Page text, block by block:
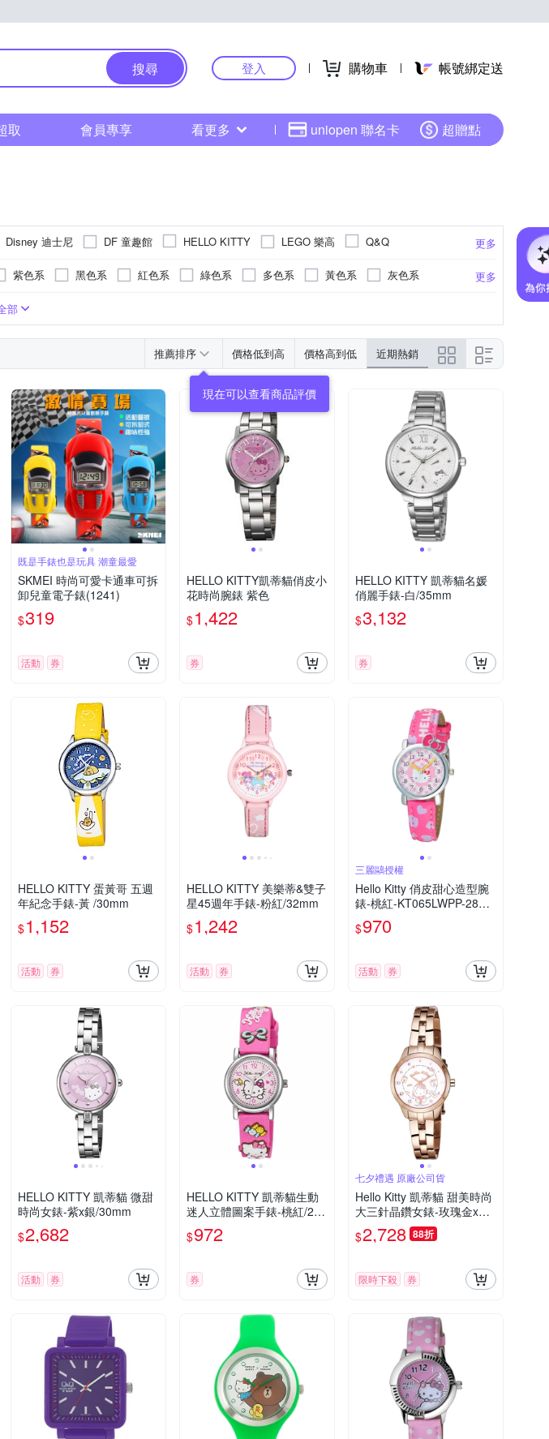
搜尋 登入 購物車 帳號綁定送
取 會員專享 看更多 uniopen 聯名卡 超贈點
更多
Disney 迪士尼 DF 童趣館 HELLO KITTY LEGO 樂高
Q&Q
更多
紫色系 黑色系 紅色系 綠色系 多色系 黃色系
灰色系
系
皮革錶帶
水晶鏡面
蝴蝶釦
部
推薦排序 價格低到高 價格高到低 近期熱銷
既是手錶也是玩具 潮童最愛
SKMEI 時尚可愛卡通車可拆
卸兒童電子錶(1241)
$319
活動 券
HELLO KITTY凱蒂貓俏皮小
花時尚腕錶 紫色
$1,422
券
HELLO KITTY 凱蒂貓名媛
俏麗手錶-白/35mm
$3,132
券
HELLO KITTY 蛋黃哥 五週
年紀念手錶-黃 /30mm
$1,152
活動 券
HELLO KITTY 美樂蒂&雙子
星45週年手錶-粉紅/32mm
$1,242
活動 券
三麗鷗授權
Hello Kitty 俏皮甜心造型腕
錶-桃紅-KT065LWPP-28m
m
$970
活動 券
HELLO KITTY 凱蒂貓 微甜
時尚女錶-紫x銀/30mm
$2,682
活動 券
HELLO KITTY 凱蒂貓生動
迷人立體圖案手錶-桃紅/27
mm
$972
券
七夕禮遇 原廠公司貨
Hello Kitty 凱蒂貓 甜美時尚
大三針晶鑽女錶-玫瑰金x白/
28mm LK707LRWS-V 七夕
寵愛季 送禮推薦
$2,728 88折
限時下殺 券